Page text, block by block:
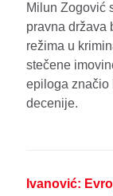
Milun Zogović
pravna država
režima u
stečene
epiloga značio
decenije.
Ivanović: